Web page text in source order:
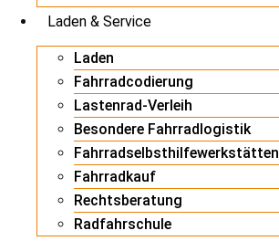
Laden & Service
Laden
Fahrradcodierung
Lastenrad-Verleih
Besondere Fahrradlogistik
Fahrradselbsthilfewerkstätten
Fahrradkauf
Rechtsberatung
Radfahrschule